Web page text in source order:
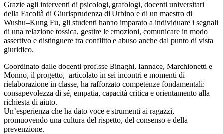
Grazie agli interventi di psicologi, grafologi, docenti universitari
della Facoltà di Giurisprudenza di Urbino e di un maestro di
Wushu–Kung Fu, gli studenti hanno imparato a individuare i segnali
di una relazione tossica, gestire le emozioni, comunicare in modo
assertivo e distinguere tra conflitto e abuso anche dal punto di vista
giuridico.
Coordinato dalle docenti prof.sse Binaghi, Iannace, Marchionetti e
Monno, il progetto, articolato in sei incontri e momenti di
rielaborazione in classe, ha rafforzato competenze fondamentali:
consapevolezza di sé, empatia, capacità critica e orientamento alla
richiesta di aiuto.
Un’esperienza che ha dato voce e strumenti ai ragazzi,
promuovendo una cultura del rispetto, del consenso e della
prevenzione.